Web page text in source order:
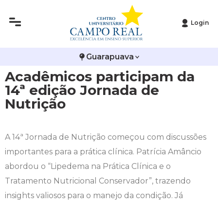
Login
Guarapuava
Acadêmicos participam da
14ª edição Jornada de
Nutrição
A 14ª Jornada de Nutrição começou com discussões
importantes para a prática clínica. Patrícia Amâncio
abordou o “Lipedema na Prática Clínica e o
Tratamento Nutricional Conservador”, trazendo
insights valiosos para o manejo da condição. Já
Infraestrutura
Editais
Publicações Institucionais
Arquitetura e Urbanismo
Biomedicina
Ciências Contábeis
Direito
Enfermagem
Engenharia Agronômica
Vestibular de Inverno
Vestibular de Medicina
2ª Via de Boleto
Atestado de Matrícula
Atividades Complementares e Sociais
Biblioteca
Calendário Acadêmico
Calendário de Provas
Carteirinha de Estudante
Avalie a Campo Real
Bolsas e Incentivos
CPA
COLAP
Comissão de Ética no Uso de Animais
Comitê de Ética em Pesquisa
Diploma Digital